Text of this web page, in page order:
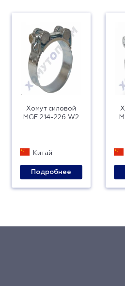
Хомут силовой
MGF 214-226 W2
Китай
Подробнее